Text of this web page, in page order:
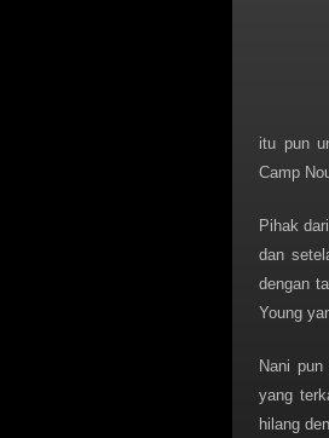
itu pun
Camp
Pihak
dan
dengan
Young
Nani
yang
hilang